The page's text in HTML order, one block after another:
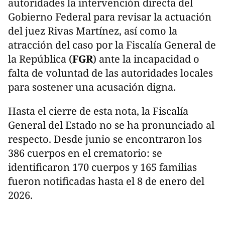
autoridades la intervención directa del
Gobierno Federal para revisar la actuación
del juez Rivas Martínez, así como la
atracción del caso por la Fiscalía General de
la República (FGR) ante la incapacidad o
falta de voluntad de las autoridades locales
para sostener una acusación digna.
Hasta el cierre de esta nota, la Fiscalía
General del Estado no se ha pronunciado al
respecto. Desde junio se encontraron los
386 cuerpos en el crematorio: se
identificaron 170 cuerpos y 165 familias
fueron notificadas hasta el 8 de enero del
2026.